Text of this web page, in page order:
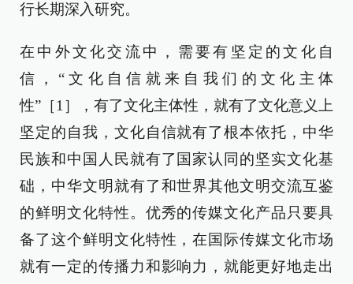
行长期深入研究。
在中外文化交流中，需要有坚定的文化自
信，“文化自信就来自我们的文化主体
性”［1］，有了文化主体性，就有了文化意义上
坚定的自我，文化自信就有了根本依托，中华
民族和中国人民就有了国家认同的坚实文化基
础，中华文明就有了和世界其他文明交流互鉴
的鲜明文化特性。优秀的传媒文化产品只要具
备了这个鲜明文化特性，在国际传媒文化市场
就有一定的传播力和影响力，就能更好地走出